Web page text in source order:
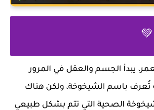
يبدأ الجسم والعقل في المرور
تُعرف باسم الشيخوخة، ولكن هناك
الصحية التي تتم بشكل طبيعي